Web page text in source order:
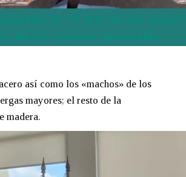
al 77,5% de las
de los nuevos aranceles
a vela (3.500 m2) con un
que hace girar su hélice de
alcanzar una velocidad superior a
así como los «machos» de los
mayores; el resto de la
madera.
de eslora, 15,5 metros de manga y